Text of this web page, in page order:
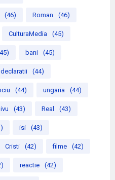
(46) Roman (46)
CulturaMedia (45)
bani (45)
declaratii (44)
(44) ungaria (44)
(43) Real (43)
isi (43)
Cristi (42) filme (42)
reactie (42)